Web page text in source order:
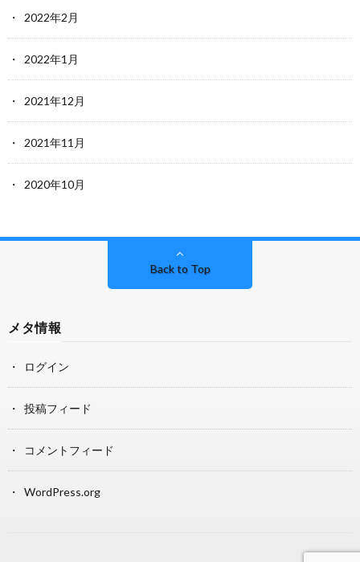
2022年2月
2022年1月
2021年12月
2021年11月
2020年10月
Back to Top
メタ情報
ログイン
投稿フィード
コメントフィード
WordPress.org